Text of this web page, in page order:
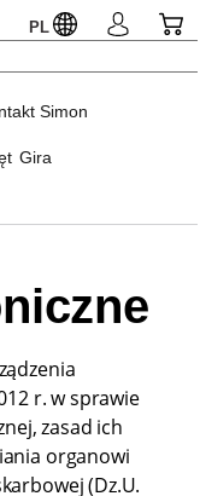
PL
Simon
Gira
r. w sprawie
zasad ich
organowi
(Dz.U.